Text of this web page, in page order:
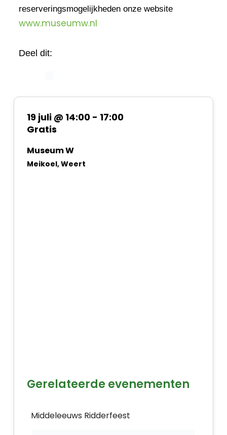
reserveringsmogelijkheden onze website
www.museumw.nl
Deel dit:
19 juli @ 14:00- 17:00
Gratis
Museum W
Meikoel, Weert
Gerelateerde evenementen
Middeleeuws Ridderfeest